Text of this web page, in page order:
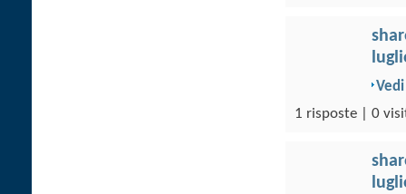
1 risposte | 0